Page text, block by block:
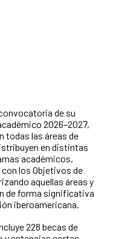
de su
2026–2027,
todas las áreas de
en distintas
académicos,
los Objetivos de
aquellas áreas y
de forma significativa
iberoamericana.
228 becas de